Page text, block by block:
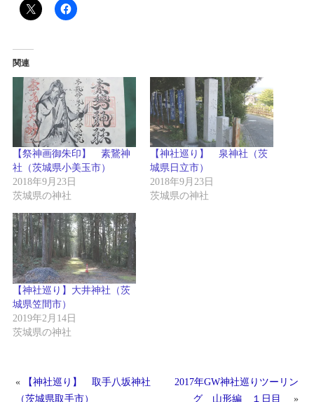
関連
【祭神画御朱印】 素鵞神
社（茨城県小美玉市）
2018年9月23日
茨城県の神社
【神社巡り】 泉神社（茨
城県日立市）
2018年9月23日
茨城県の神社
【神社巡り】大井神社（茨
城県笠間市）
2019年2月14日
茨城県の神社
«
【神社巡り】 取手八坂神社
（茨城県取手市）
2017年GW神社巡りツーリン
グ 山形編 １日目
»